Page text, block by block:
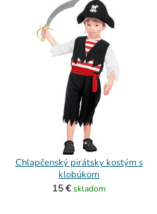
Chlapčenský pirátsky kostým s
klobúkom
15 €skladom